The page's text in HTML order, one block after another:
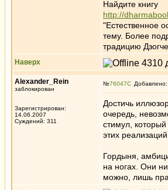
Найдите книгу
http://
"Естественное
тему. Более
традицию
Наверх
Alexander_Rein
заблокирован
Зарегистрирован:
14.06.2007
Суждений: 311
№76047
Достичь
очередь,
стимул,
этих
Гордыня,
на ногах. Они
можно, лишь